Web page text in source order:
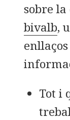
k
sobre la
bivalb,
Tot i